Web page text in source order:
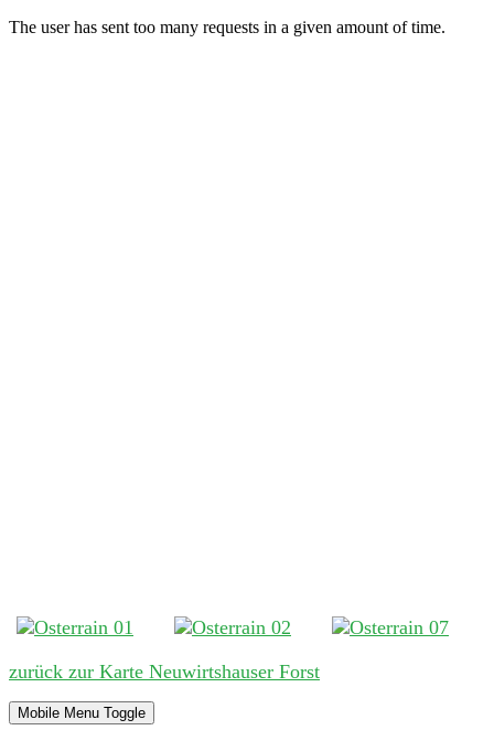
zurück zur Karte Neuwirtshauser Forst
Mobile Menu Toggle